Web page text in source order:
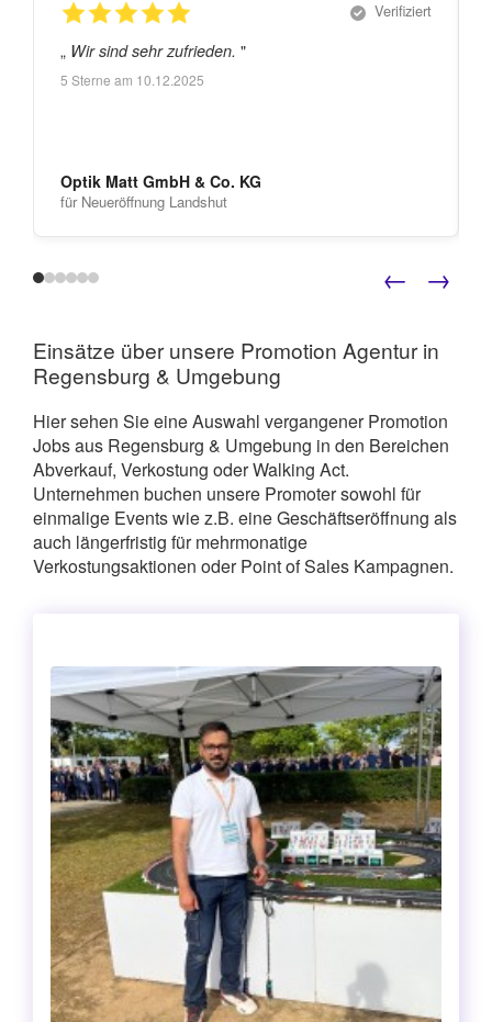
Verifiziert
„ Wir sind sehr zufrieden. "
5 Sterne am 10.12.2025
Optik Matt GmbH & Co. KG
für Neueröffnung Landshut
← →
Einsätze über unsere Promotion Agentur in
Regensburg & Umgebung
Hier sehen Sie eine Auswahl vergangener Promotion
Jobs aus Regensburg & Umgebung in den Bereichen
Abverkauf, Verkostung oder Walking Act.
Unternehmen buchen unsere Promoter sowohl für
einmalige Events wie z.B. eine Geschäftseröffnung als
auch längerfristig für mehrmonatige
Verkostungsaktionen oder Point of Sales Kampagnen.